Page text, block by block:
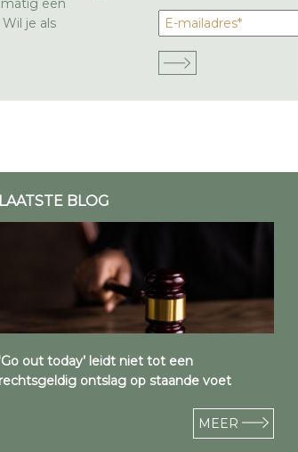
een
je als
LAATSTE BLOG
out today’ leidt niet tot een
rechtsgeldig ontslag op staande voet
MEER